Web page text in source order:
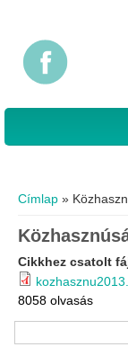
Címlap »
Cikkhez csatolt
8058 olvasás
Keresés